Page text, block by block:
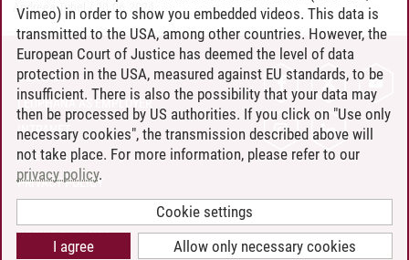
Andreea Tribel 30.06.2024
CONTACT
LEUPHANA AS EMPLOYER
INTRANET
SITE NOTICE
PRIVACY POLICY
COOKIE SETTINGS
Vimeo) in order to show you embedded videos. This data is
transmitted to the USA, among other countries. However, the
European Court of Justice has deemed the level of data
protection in the USA, measured against EU standards, to be
insufficient. There is also the possibility that your data may
then be processed by US authorities. If you click on "Use only
necessary cookies", the transmission described above will
not take place. For more information, please refer to our
privacy policy.
Cookie settings
Allow only necessary cookies
I agree